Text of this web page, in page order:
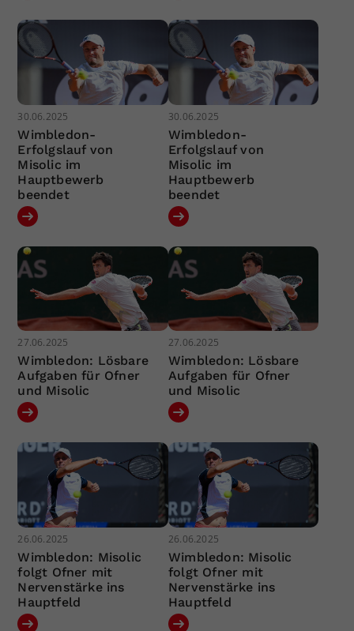
30.06.2025
Wimbledon-
Erfolgslauf von
Misolic im
Hauptbewerb
beendet
30.06.2025
Wimbledon-
Erfolgslauf von
Misolic im
Hauptbewerb
beendet
27.06.2025
Wimbledon: Lösbare
Aufgaben für Ofner
und Misolic
27.06.2025
Wimbledon: Lösbare
Aufgaben für Ofner
und Misolic
26.06.2025
Wimbledon: Misolic
folgt Ofner mit
Nervenstärke ins
Hauptfeld
26.06.2025
Wimbledon: Misolic
folgt Ofner mit
Nervenstärke ins
Hauptfeld